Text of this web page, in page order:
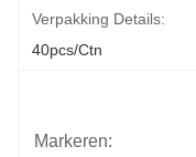
Verpakking Details:
40pcs/ctn
Markeren: